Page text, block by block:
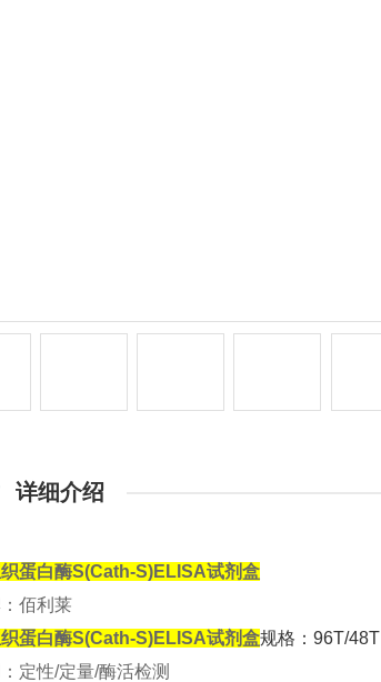
详细介绍
织蛋白酶S(Cath-S)ELISA试剂盒
佰利莱
织蛋白酶S(Cath-S)ELISA试剂盒规格：96T/48T
定性/定量/酶活检测